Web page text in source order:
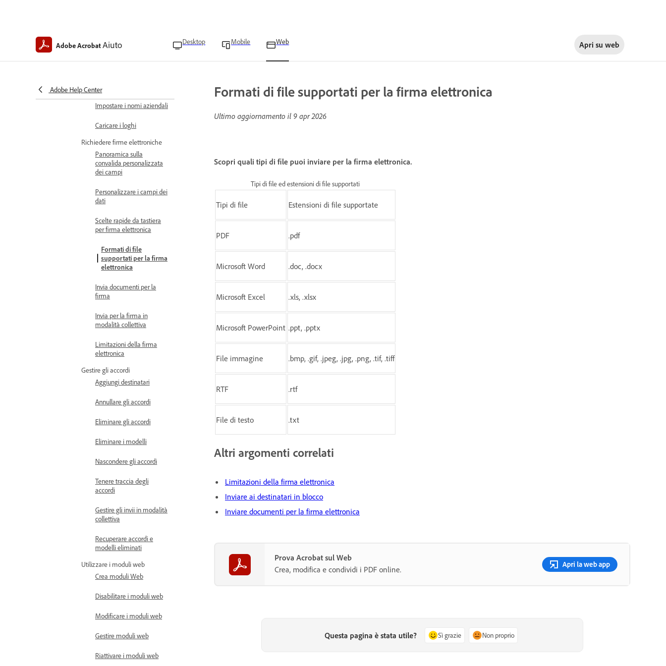
Adobe AcrobatAiuto Desktop Mobile Web Apri su web
Adobe Help Center
Firmare i documenti con firma
Impostare i nomi aziendali
Caricare i loghi
Richiedere firme elettroniche
Panoramica sulla
convalida personalizzata
dei campi
Personalizzare i campi dei
dati
Scelte rapide da tastiera
per firma elettronica
Formati di file
supportati per la firma
elettronica
Invia documenti per la
firma
Invia per la firma in
modalità collettiva
Limitazioni della firma
elettronica
Gestire gli accordi
Aggiungi destinatari
Annullare gli accordi
Eliminare gli accordi
Eliminare i modelli
Nascondere gli accordi
Tenere traccia degli
accordi
Gestire gli invii in modalità
collettiva
Recuperare accordi e
modelli eliminati
Utilizzare i moduli web
Crea moduli Web
Disabilitare i moduli web
Modificare i moduli web
Gestire moduli web
Riattivare i moduli web
Formati di file supportati per la firma elettronica
Ultimo aggiornamento il 9 apr 2026
Scopri quali tipi di file puoi inviare per la firma elettronica.
Tipi di file ed estensioni di file supportati
Tipi di file Estensioni di file supportate
PDF .pdf
Microsoft Word .doc, .docx
Microsoft Excel .xls, .xlsx
Microsoft PowerPoint .ppt, .pptx
File immagine .bmp, .gif, .jpeg, .jpg, .png, .tif, .tiff
RTF .rtf
File di testo .txt
Altri argomenti correlati
Limitazioni della firma elettronica
Inviare ai destinatari in blocco
Inviare documenti per la firma elettronica
Prova Acrobat sul Web
Crea, modifica e condividi i PDF online.
Apri la web app
Questa pagina è stata utile? Sì grazie Non proprio